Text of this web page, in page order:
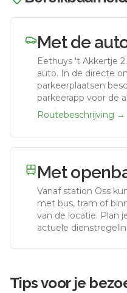
Met de
Eethuys 't Akkertje
auto. In de directe
parkeerplaatsen
parkeerapp voor de
Routebeschrijving →
Met
Vanaf station Oss
met bus, tram of
van de locatie. Plan
actuele
Tips voor je